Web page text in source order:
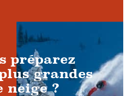
préparez
grandes
neige ?